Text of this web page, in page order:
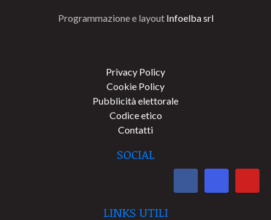
Programmazione e layout Infoelba srl
Privacy Policy
Cookie Policy
Pubblicità elettorale
Codice etico
Contatti
SOCIAL
LINKS UTILI